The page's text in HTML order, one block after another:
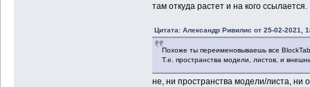
там откуда растет и на кого ссылается.
Цитата: Александр Ривилис от 25-02-2021,
Похоже ты переименовываешь все
Т.е. пространства модели, листов, и
не, ни пространства модели/листа, ни